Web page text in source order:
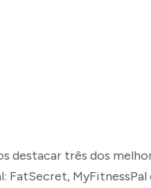
destacar três dos
FatSecret,